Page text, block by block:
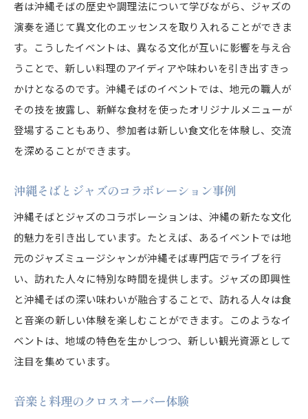
者は沖縄そばの歴史や調理法について学びながら、ジャズの
演奏を通じて異文化のエッセンスを取り入れることができま
す。こうしたイベントは、異なる文化が互いに影響を与え合
うことで、新しい料理のアイディアや味わいを引き出すきっ
かけとなるのです。沖縄そばのイベントでは、地元の職人が
その技を披露し、新鮮な食材を使ったオリジナルメニューが
登場することもあり、参加者は新しい食文化を体験し、交流
を深めることができます。
沖縄そばとジャズのコラボレーション事例
沖縄そばとジャズのコラボレーションは、沖縄の新たな文化
的魅力を引き出しています。たとえば、あるイベントでは地
元のジャズミュージシャンが沖縄そば専門店でライブを行
い、訪れた人々に特別な時間を提供します。ジャズの即興性
と沖縄そばの深い味わいが融合することで、訪れる人々は食
と音楽の新しい体験を楽しむことができます。このようなイ
ベントは、地域の特色を生かしつつ、新しい観光資源として
注目を集めています。
音楽と料理のクロスオーバー体験